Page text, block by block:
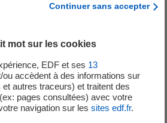
AUTOMATISMES
l exil
Continuer sans accepter
mot sur les cookies
EDF et ses 13
ou accèdent à des informations sur
autres traceurs) et traitent des
pages consultées) avec votre
navigation sur les sites edf.fr.